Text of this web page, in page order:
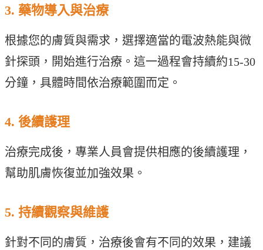
3. 藥物導入與治療
根據您的膚質與需求，選擇適當的電波熱能與微
針探頭，開始進行治療。這一過程會持續約15-30
分鐘，具體時間依治療範圍而定。
4. 後續護理
治療完成後，專業人員會提供相應的後續護理，
幫助肌膚恢復並加強效果。
5. 持續觀察與維護
針對不同的膚質，治療後會有不同的效果，建議